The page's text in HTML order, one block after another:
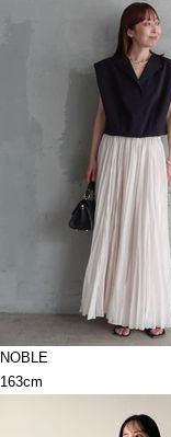
NOBLE
163cm